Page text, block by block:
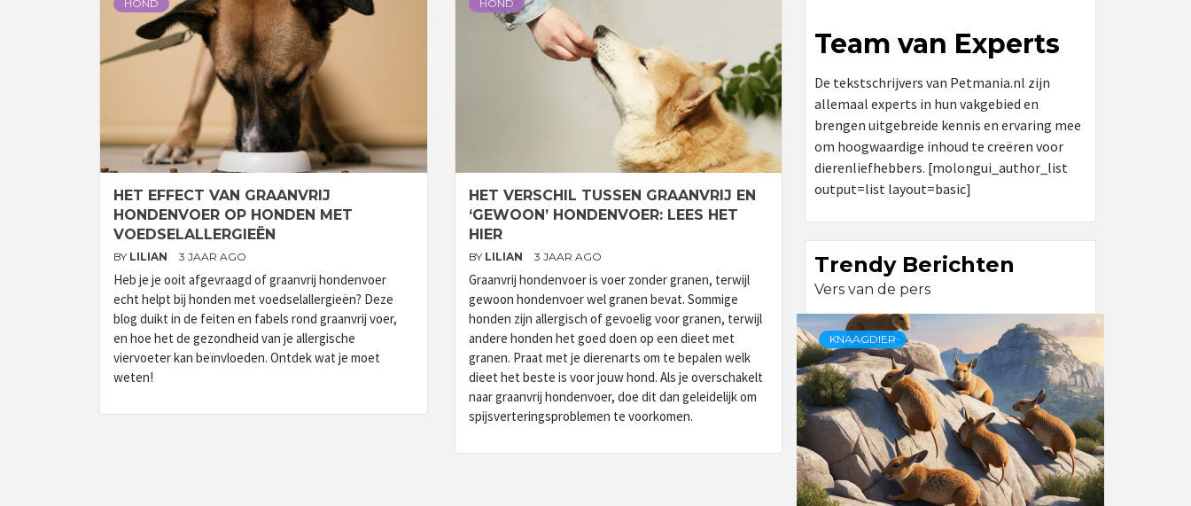
HOND
HET EFFECT VAN GRAANVRIJ
HONDENVOER OP HONDEN MET
VOEDSELALLERGIEËN
BY LILIAN 3 JAAR AGO
Heb je je ooit afgevraagd of graanvrij hondenvoer
echt helpt bij honden met voedselallergieën? Deze
blog duikt in de feiten en fabels rond graanvrij voer,
en hoe het de gezondheid van je allergische
viervoeter kan beïnvloeden. Ontdek wat je moet
weten!
HOND
HET VERSCHIL TUSSEN GRAANVRIJ EN
‘GEWOON’ HONDENVOER: LEES HET
HIER
BY LILIAN 3 JAAR AGO
Graanvrij hondenvoer is voer zonder granen, terwijl
gewoon hondenvoer wel granen bevat. Sommige
honden zijn allergisch of gevoelig voor granen, terwijl
andere honden het goed doen op een dieet met
granen. Praat met je dierenarts om te bepalen welk
dieet het beste is voor jouw hond. Als je overschakelt
naar graanvrij hondenvoer, doe dit dan geleidelijk om
spijsverteringsproblemen te voorkomen.
Team van Experts
De tekstschrijvers van Petmania.nl zijn
allemaal experts in hun vakgebied en
brengen uitgebreide kennis en ervaring mee
om hoogwaardige inhoud te creëren voor
dierenliefhebbers. [molongui_author_list
output=list layout=basic]
Trendy Berichten
Vers van de pers
KNAAGDIER